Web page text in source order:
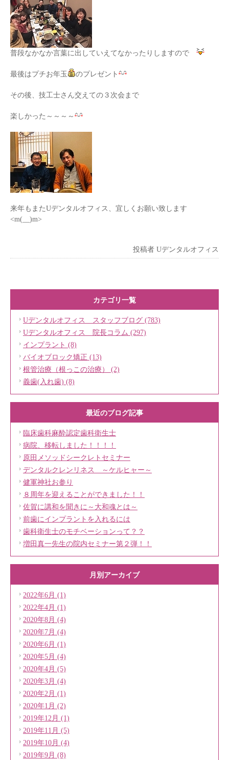
普段なかなか言葉に出していえてなかったりしますので
最後はプチお年玉 のプレゼント
その後、技工士さん交えての３次会まで
楽しかった～～～～
来年もまたUデンタルオフィス、宜しくお願い致します
<m(__)m>
投稿者 Uデンタルオフィス
カテゴリ一覧
Uデンタルオフィス スタッフブログ (783)
Uデンタルオフィス 院長コラム (297)
インプラント (8)
バイオブロック矯正 (13)
根管治療（根っこの治療） (2)
義歯(入れ歯) (8)
最近のブログ記事
臨床歯科麻酔認定歯科衛生士
病院、移転しました！！！！
原田メソッドシークレトセミナー
デンタルクレンリネス ～ケルヒャー～
健軍神社お参り
８周年を迎えることができました！！
佐賀に講和を聞きに～大和魂とは～
前歯にインプラントを入れるには
歯科衛生士のモチベーションって？？
増田真一先生の院内セミナー第２弾！！
月別アーカイブ
2022年6月 (1)
2022年4月 (1)
2020年8月 (4)
2020年7月 (4)
2020年6月 (1)
2020年5月 (4)
2020年4月 (5)
2020年3月 (4)
2020年2月 (1)
2020年1月 (2)
2019年12月 (1)
2019年11月 (5)
2019年10月 (4)
2019年9月 (8)